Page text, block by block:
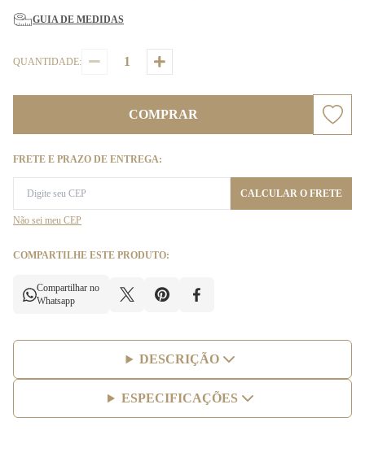
GUIA DE MEDIDAS
QUANTIDADE:
COMPRAR
FRETE E PRAZO DE ENTREGA:
CALCULAR O FRETE
Não sei meu CEP
COMPARTILHE ESTE PRODUTO:
Compartilhar no
Whatsapp
DESCRIÇÃO
ESPECIFICAÇÕES